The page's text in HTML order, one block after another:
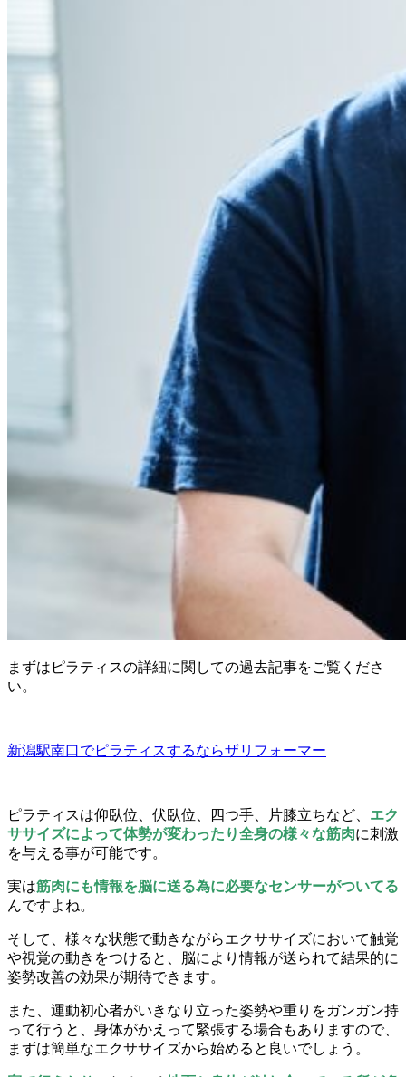
まずはピラティスの詳細に関しての過去記事をご覧くださ
い。
新潟駅南口でピラティスするならザリフォーマー
ピラティスは仰臥位、伏臥位、四つ手、片膝立ちなど、 エク
ササイズによって体勢が変わったり全身の様々な筋肉に刺激
を与える事が可能です。
実は筋肉にも情報を脳に送る為に必要なセンサーがついてる
んですよね。
そして、様々な状態で動きながらエクササイズにおいて触覚
や視覚の動きをつけると、脳により情報が送られて結果的に
姿勢改善の効果が期待できます。
また、運動初心者がいきなり立った姿勢や重りをガンガン持
って行うと、身体がかえって緊張する場合もありますので、
まずは簡単なエクササイズから始めると良いでしょう。